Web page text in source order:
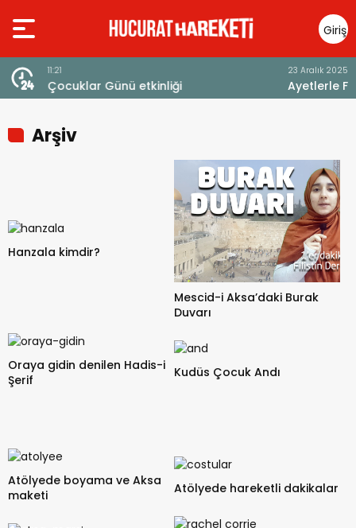
Giriş
Yap
Ayetlerle Filistin ve Mescid-i Aksa
Arşiv
Hanzala kimdir?
Mescid-i Aksa’daki Burak
Duvarı
Oraya gidin denilen Hadis-i
Şerif
Kudüs Çocuk Andı
Atölyede boyama ve Aksa
maketi
Atölyede hareketli dakikalar